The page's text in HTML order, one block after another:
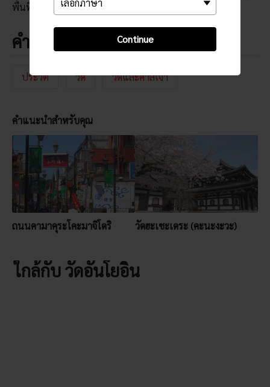
Continue
พื้นที่แห่งนี้
คำสำคัญ
ประวัติ วัด วัดและศาลเจ้า
คำแนะนำสำหรับคุณ
ถนนคามาคุระโคะมาจิโดริ วัดฮะเซะเดระ (คะนะงะวะ)
ใกล้กับ วัดอันโยอิน